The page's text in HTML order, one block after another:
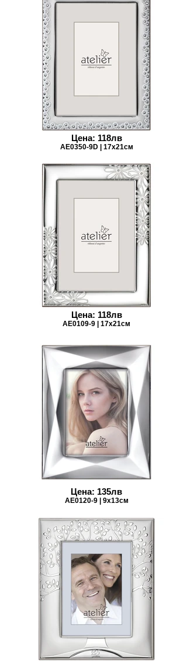
Цена: 118лв
AE0350-9D | 17x21см
Цена: 118лв
AE0109-9 | 17x21см
Цена: 135лв
AE0120-9 | 9x13см